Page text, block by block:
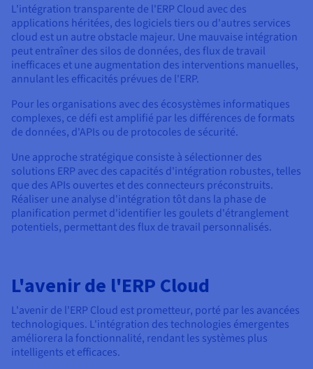
L'intégration transparente de l'ERP Cloud avec des
applications héritées, des logiciels tiers ou d'autres services
cloud est un autre obstacle majeur. Une mauvaise intégration
peut entraîner des silos de données, des flux de travail
inefficaces et une augmentation des interventions manuelles,
annulant les efficacités prévues de l'ERP.
Pour les organisations avec des écosystèmes informatiques
complexes, ce défi est amplifié par les différences de formats
de données, d'APIs ou de protocoles de sécurité.
Une approche stratégique consiste à sélectionner des
solutions ERP avec des capacités d'intégration robustes, telles
que des APIs ouvertes et des connecteurs préconstruits.
Réaliser une analyse d'intégration tôt dans la phase de
planification permet d'identifier les goulets d'étranglement
potentiels, permettant des flux de travail personnalisés.
L'avenir de l'ERP Cloud
L'avenir de l'ERP Cloud est prometteur, porté par les avancées
technologiques. L'intégration des technologies émergentes
améliorera la fonctionnalité, rendant les systèmes plus
intelligents et efficaces.